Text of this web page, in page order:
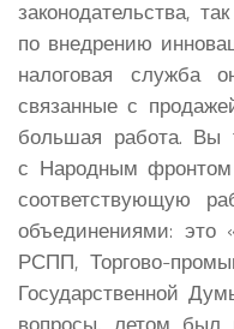
законодательства,
по внедрению
налоговая служба
связанные с
большая работа. Вы
с Народным
соответствующую
объединениями: это
РСПП, Торгово-
Государственной